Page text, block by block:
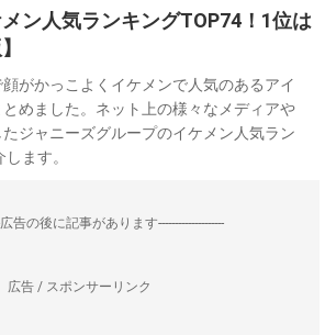
ン人気ランキングTOP74！1位は
がかっこよくイケメンで人気のあるアイ
とめました。ネット上の様々なメディアや
ジャニーズグループのイケメン人気ラン
ます。
広告の後に記事があります--------------------
広告 / スポンサーリンク